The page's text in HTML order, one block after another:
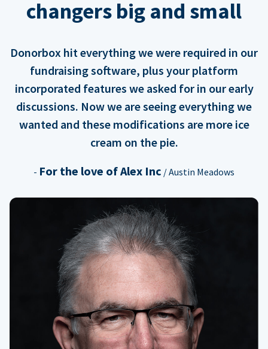
changers big and small
Donorbox hit everything we were required in our
fundraising software, plus your platform
incorporated features we asked for in our early
discussions. Now we are seeing everything we
wanted and these modifications are more ice
cream on the pie.
- For the love of Alex Inc / Austin Meadows